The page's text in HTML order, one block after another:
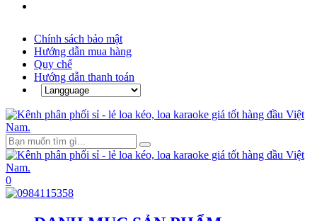
Chính sách bảo mật
Hướng dẫn mua hàng
Quy chế
Hướng dẫn thanh toán
0